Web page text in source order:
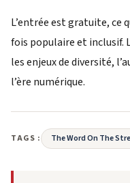
L’entrée est gratuite, ce
fois populaire et inclusif.
les enjeux de diversité,
l’ère numérique.
TAGS : The Word On The